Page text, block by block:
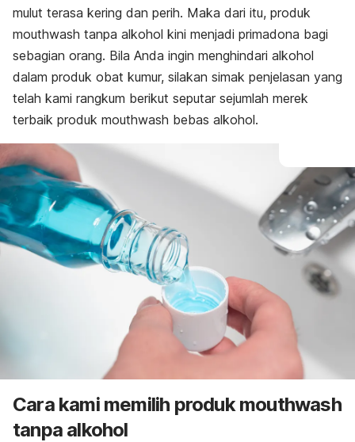
mulut terasa kering dan perih. Maka dari itu, produk
mouthwash tanpa alkohol kini menjadi primadona bagi
sebagian orang. Bila Anda ingin menghindari alkohol
dalam produk obat kumur, silakan simak penjelasan yang
telah kami rangkum berikut seputar sejumlah merek
terbaik produk mouthwash bebas alkohol.
Cara kami memilih produkmouthwash
tanpa alkohol